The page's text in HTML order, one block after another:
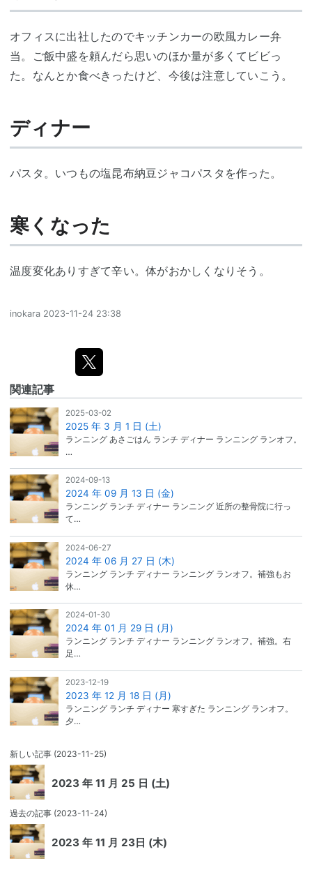
オフィスに出社したのでキッチンカーの欧風カレー弁
当。ご飯中盛を頼んだら思いのほか量が多くてビビっ
た。なんとか食べきったけど、今後は注意していこう。
ディナー
パスタ。いつもの塩昆布納豆ジャコパスタを作った。
寒くなった
温度変化ありすぎて辛い。体がおかしくなりそう。
inokara 2023-11-24 23:38
関連記事
2025-03-02
2025 年 3 月 1 日 (土)
ランニング あさごはん ランチ ディナー ランニング ランオフ。
…
2024-09-13
2024 年 09 月 13 日 (金)
ランニング ランチ ディナー ランニング 近所の整骨院に行っ
て…
2024-06-27
2024 年 06 月 27 日 (木)
ランニング ランチ ディナー ランニング ランオフ。補強もお
休…
2024-01-30
2024 年 01 月 29 日 (月)
ランニング ランチ ディナー ランニング ランオフ。補強。右
足…
2023-12-19
2023 年 12 月 18 日 (月)
ランニング ランチ ディナー 寒すぎた ランニング ランオフ。
夕…
新しい記事 (2023-11-25)
2023 年 11 月 25 日 (土)
過去の記事 (2023-11-24)
2023 年 11 月 23日 (木)